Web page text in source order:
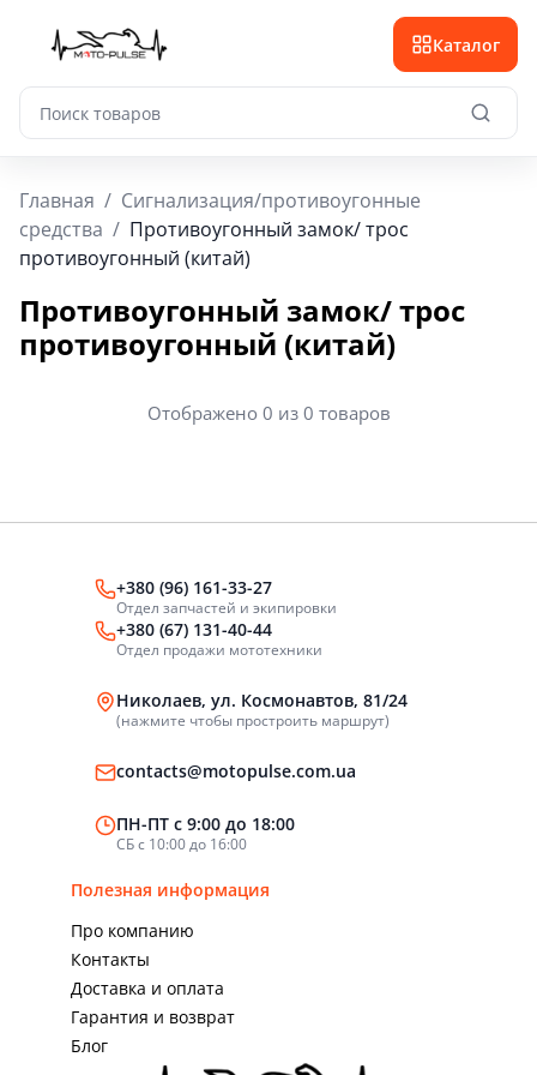
Каталог
Главная / Сигнализация/противоугонные
средства / Противоугонный замок/ трос
противоугонный (китай)
Противоугонный замок/ трос
противоугонный (китай)
Отображено 0 из 0 товаров
Полезная информация
Про компанию
Контакты
Доставка и оплата
Гарантия и возврат
Блог
+380 (96) 161-33-27
Отдел запчастей и экипировки
+380 (67) 131-40-44
Отдел продажи мототехники
Николаев, ул. Космонавтов, 81/24
(нажмите чтобы простроить маршрут)
contacts@motopulse.com.ua
ПН-ПТ с 9:00 до 18:00
СБ с 10:00 до 16:00